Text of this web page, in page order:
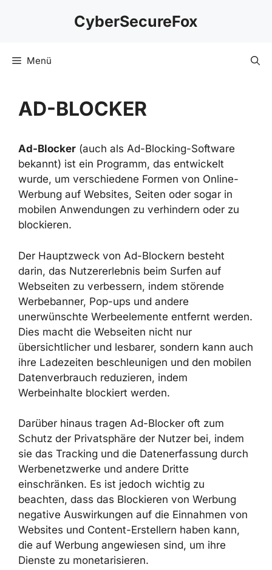
CyberSecureFox
Menü
AD-BLOCKER
Ad-Blocker (auch als Ad-Blocking-Software
bekannt) ist ein Programm, das entwickelt
wurde, um verschiedene Formen von Online-
Werbung auf Websites, Seiten oder sogar in
mobilen Anwendungen zu verhindern oder zu
blockieren.
Der Hauptzweck von Ad-Blockern besteht
darin, das Nutzererlebnis beim Surfen auf
Webseiten zu verbessern, indem störende
Werbebanner, Pop-ups und andere
unerwünschte Werbeelemente entfernt werden.
Dies macht die Webseiten nicht nur
übersichtlicher und lesbarer, sondern kann auch
ihre Ladezeiten beschleunigen und den mobilen
Datenverbrauch reduzieren, indem
Werbeinhalte blockiert werden.
Darüber hinaus tragen Ad-Blocker oft zum
Schutz der Privatsphäre der Nutzer bei, indem
sie das Tracking und die Datenerfassung durch
Werbenetzwerke und andere Dritte
einschränken. Es ist jedoch wichtig zu
beachten, dass das Blockieren von Werbung
negative Auswirkungen auf die Einnahmen von
Websites und Content-Erstellern haben kann,
die auf Werbung angewiesen sind, um ihre
Dienste zu monetarisieren.